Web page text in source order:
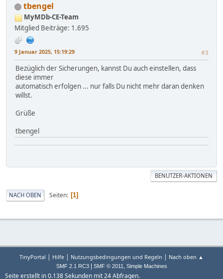
tbengel
MyMDb-CE-Team
Mitglied Beiträge: 1.695
9 Januar 2025, 15:19:29 #3
Bezüglich der Sicherungen, kannst Du auch einstellen, dass
diese immer
automatisch erfolgen ... nur falls Du nicht mehr daran denken
willst.
Grüße
tbengel
BENUTZER-AKTIONEN
NACH OBEN Seiten 1
TinyPortal | Hilfe | Nutzungsbedingungen und Regeln | Nach oben ▲
SMF 2.1 RC3| SMF © 2011, Simple Machines
Seite erstellt in 0.138 Sekunden mit 24 Abfragen.